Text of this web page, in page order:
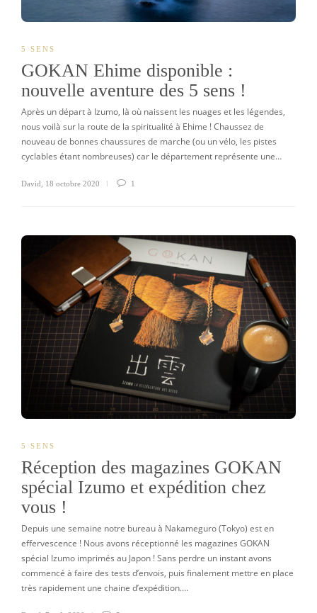
5 SENS
GOKAN Ehime disponible :
nouvelle aventure des 5 sens !
Après un départ à Izumo, là où naissent les nuages et les légendes,
nous voilà sur la route de la spiritualité à Ehime ! Chaussez de
nouveau de bonnes chaussures de marche (ou un vélo, les pistes
cyclables étant nombreuses) car le département représente une…
David 18 octobre 2020 1
5 SENS
Réception des magazines GOKAN
spécial Izumo et expédition chez
vous !
Depuis une semaine notre bureau à Nakameguro (Tokyo) est en
effervescence ! Nous avons réceptionné les magazines GOKAN
spécial Izumo imprimés au Japon ! Sans perdre un instant avons
commencé à faire des tests d’envois, puis finalement mettre en place
très rapidement une chaine d’expédition….